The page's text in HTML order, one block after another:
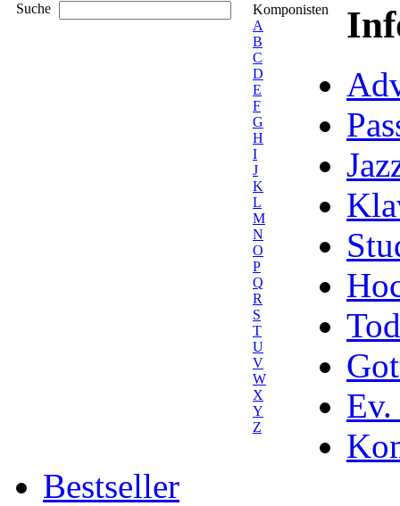
Suche
Komponisten
A
B
C
D
E
F
G
H
I
J
K
L
M
N
O
P
Q
R
S
T
U
V
W
X
Y
Z
Ev.
Bestseller